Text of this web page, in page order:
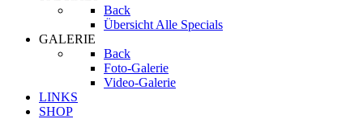
Back
Übersicht Alle Specials
GALERIE
Back
Foto-Galerie
Video-Galerie
LINKS
SHOP